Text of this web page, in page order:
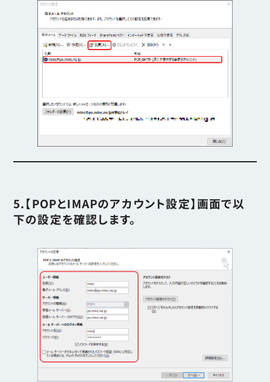
5.【POPとIMAPのアカウント設定】画面で以
下の設定を確認します。